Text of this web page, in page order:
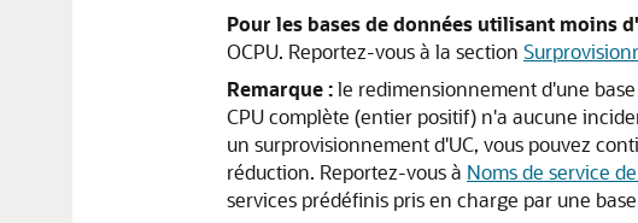
Pour les bases de données utilisant moins
OCPU. Reportez-vous à la section
Remarque :le redimensionnement d'une
CPU complète (entier positif) n'a aucune
un surprovisionnement d'UC, vous pouvez
réduction. Reportez-vous à Noms de service
services prédéfinis pris en charge par une